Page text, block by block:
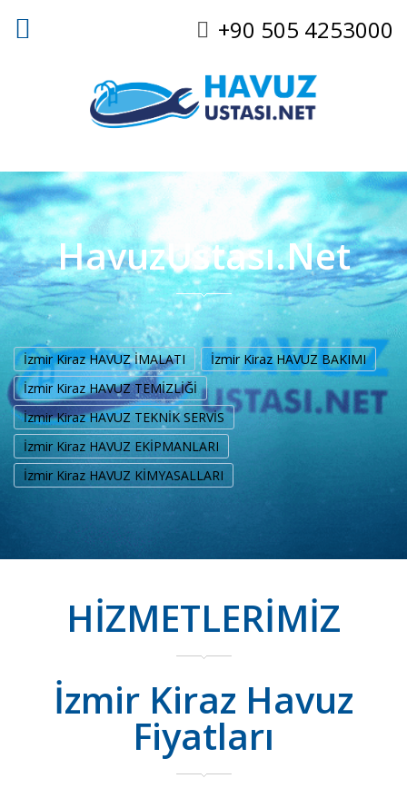
+90 505 4253000
HavuzUstası.Net
İzmir Kiraz HAVUZ İMALATI
İzmir Kiraz HAVUZ BAKIMI
İzmir Kiraz HAVUZ TEMİZLİĞİ
İzmir Kiraz HAVUZ TEKNİK SERVİS
İzmir Kiraz HAVUZ EKİPMANLARI
İzmir Kiraz HAVUZ KİMYASALLARI
HİZMETLERİMİZ
İzmir Kiraz Havuz
Fiyatları